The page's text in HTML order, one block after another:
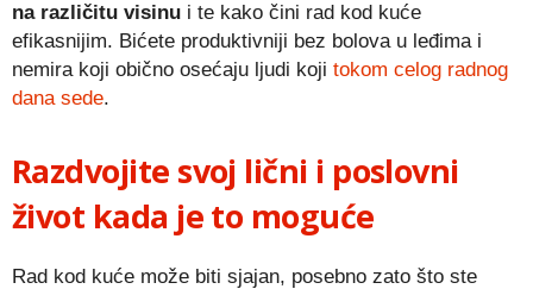
na različitu visinu i te kako čini rad kod kuće
efikasnijim. Bićete produktivniji bez bolova u leđima i
nemira koji obično osećaju ljudi koji tokom celog radnog
dana sede.
Razdvojite svoj lični i poslovni
život kada je to moguće
Rad kod kuće može biti sjajan, posebno zato što ste